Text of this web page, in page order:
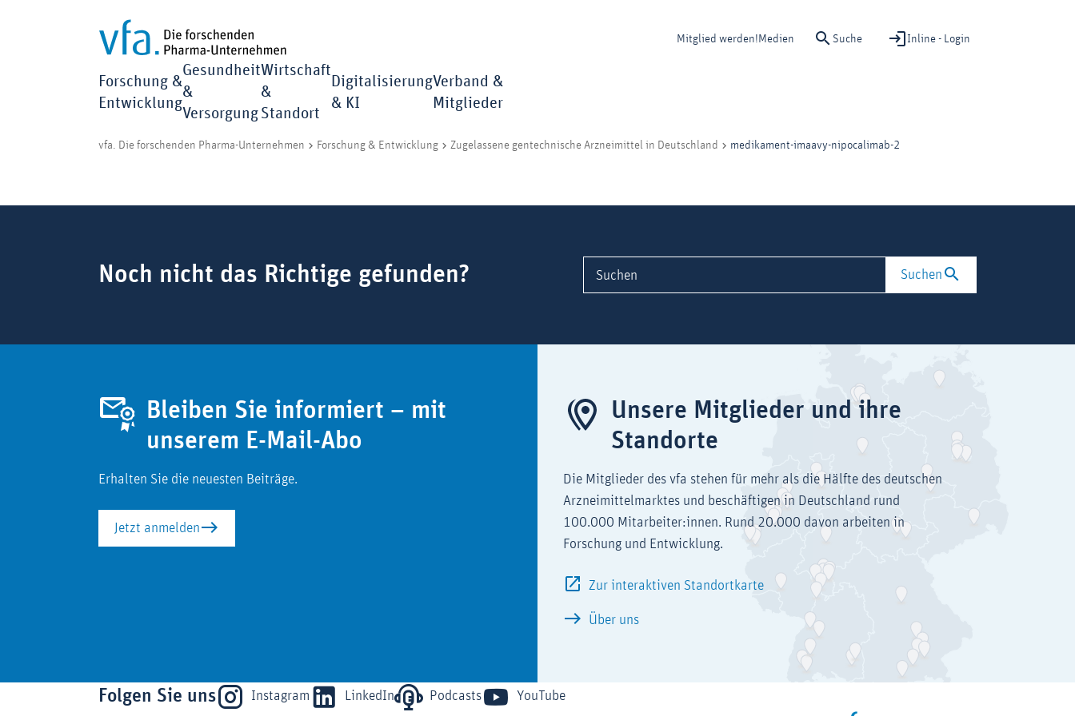
Mitglied werden! Medien Suche Inline - Login
Forschung &
Entwicklung
Gesundheit
&
Versorgung
Wirtschaft
&
Standort
Digitalisierung
& KI
Verband &
Mitglieder
vfa. Die forschenden Pharma-Unternehmen Forschung & Entwicklung Zugelassene gentechnische Arzneimittel in Deutschland medikament-imaavy-nipocalimab-2
Noch nicht das Richtige gefunden? Suchen Suchen
Bleiben Sie informiert – mit
unserem E-Mail-Abo
Erhalten Sie die neuesten Beiträge.
Jetzt anmelden
Unsere Mitglieder und ihre
Standorte
Die Mitglieder des vfa stehen für mehr als die Hälfte des deutschen
Arzneimittelmarktes und beschäftigen in Deutschland rund
100.000 Mitarbeiter:innen. Rund 20.000 davon arbeiten in
Forschung und Entwicklung.
Zur interaktiven Standortkarte
Über uns
Folgen Sie uns Instagram LinkedIn Podcasts YouTube